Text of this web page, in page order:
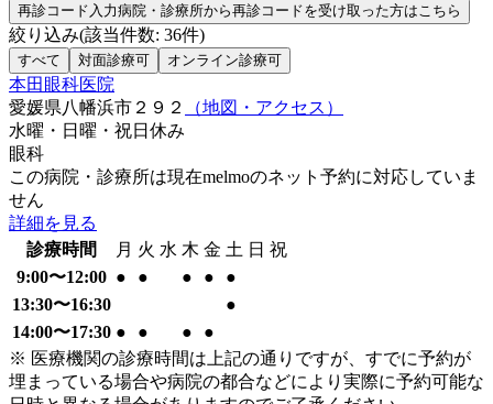
再診コード入力病院・診療所から再診コードを受け取った方はこちら
絞り込み(該当件数: 36件)
すべて 対面診療可 オンライン診療可
本田眼科医院
愛媛県八幡浜市２９２
（地図・アクセス）
水曜・日曜・祝日 休み
眼科
この病院・診療所は現在melmoのネット予約に対応していま
せん
詳細を見る
診療時間
月 火 水 木 金 土 日 祝
9:00〜12:00 ● ● ● ●
●
13:30〜16:30
●
14:00〜17:30 ● ● ●
●
※ 医療機関の診療時間は上記の通りですが、すでに予約が
埋まっている場合や病院の都合などにより実際に予約可能な